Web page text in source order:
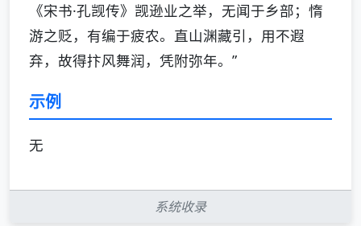
《宋书·孔觊传》觊逊业之举，无闻于乡部；惰
游之贬，有编于疲农。直山渊藏引，用不遐
弃，故得抃风舞润，凭附弥年。”
示例
无
系统收录